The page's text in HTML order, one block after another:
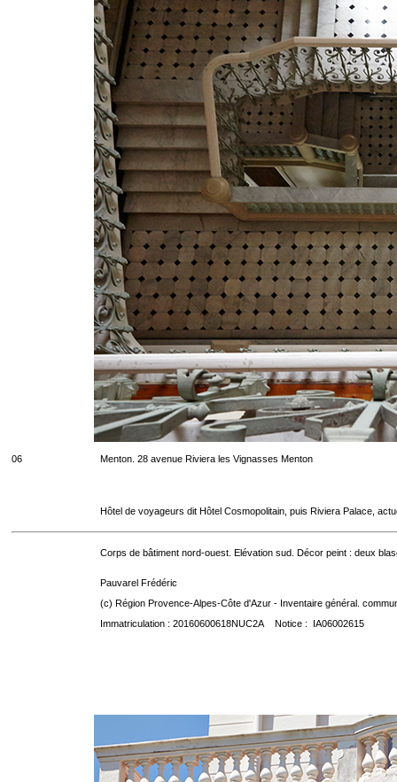
06 Menton. 28 avenue Riviera les Vignasses Menton
Hôtel de voyageurs dit Hôtel Cosmopolitain, puis Riviera Palace,
Corps de bâtiment nord-ouest. Elévation sud. Décor peint : deux
Pauvarel Frédéric
(c) Région Provence-Alpes-Côte d'Azur - Inventaire général.
Immatriculation : 20160600618NUC2A Notice : IA06002615